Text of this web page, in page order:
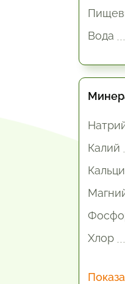
Вода
Калий
Хлор